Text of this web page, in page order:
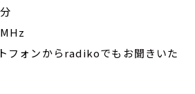
30分
フォンからradikoでもお聞きいた